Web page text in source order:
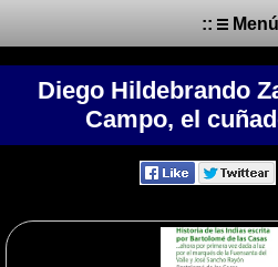
::
Diego Hildebrando
Campo, el